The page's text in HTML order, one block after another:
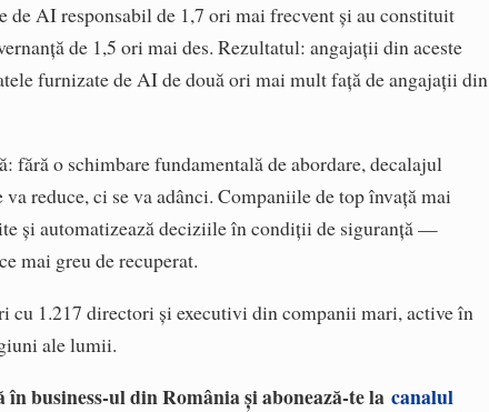
de AI responsabil de 1,7 ori mai frecvent și au constituit
de 1,5 ori mai des. Rezultatul: angajații din aceste
furnizate de AI de două ori mai mult față de angajații din
fără o schimbare fundamentală de abordare, decalajul
reduce, ci se va adânci. Companiile de top învață mai
și automatizează deciziile în condiții de siguranță —
mai greu de recuperat.
cu 1.217 directori și executivi din companii mari, active în
ale lumii.
în business-ul din România și abonează-te lacanalul